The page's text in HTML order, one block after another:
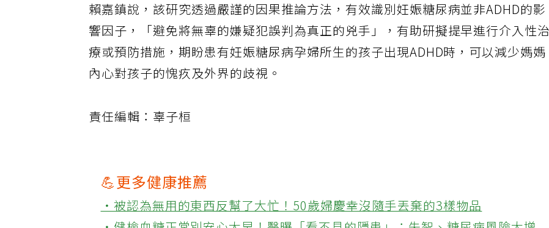
賴嘉鎮說，該研究透過嚴謹的因果推論方法，有效識別妊娠糖尿病並非ADHD的影
響因子，「避免將無辜的嫌疑犯誤判為真正的兇手」，有助研擬提早進行介入性治
療或預防措施，期盼患有妊娠糖尿病孕婦所生的孩子出現ADHD時，可以減少媽媽
內心對孩子的愧疚及外界的歧視。
責任編輯：辜子桓
💪更多健康推薦
‧被認為無用的東西反幫了大忙！50歲婦慶幸沒隨手丟棄的3樣物品